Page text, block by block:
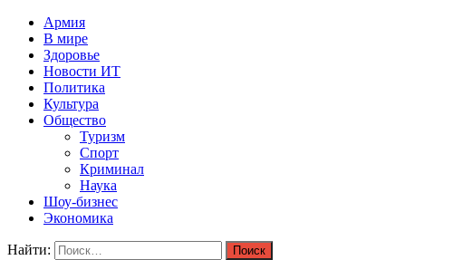
Армия
В мире
Здоровье
Новости ИТ
Политика
Культура
Общество
Туризм
Спорт
Криминал
Наука
Шоу-бизнес
Экономика
Найти: